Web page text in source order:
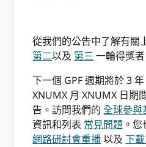
從我們的公告中了解有關
第二以及第三 一輪得獎者
下一個 GPF 週期將於 3
XNUMX 月 XNUMX 日期
告。訪問我們的全球參與
資訊和列表 常見問題 。
網路研討會重播以及下